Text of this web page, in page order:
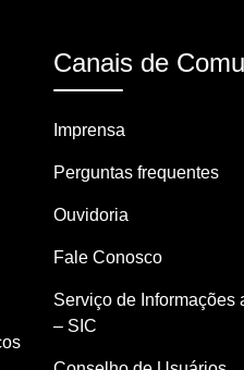
Canais de
Imprensa
Perguntas frequentes
Ouvidoria
Fale Conosco
Serviço de Informações
– SIC